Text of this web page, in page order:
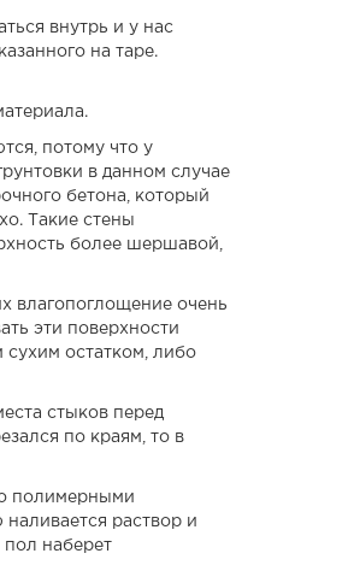
внутрь и у нас
на таре.
потому что у
в данном случае
бетона, который
Такие стены
более шершавой,
влагопоглощение очень
эти поверхности
остатком, либо
стыков перед
по краям, то в
полимерными
раствор и
пол наберет